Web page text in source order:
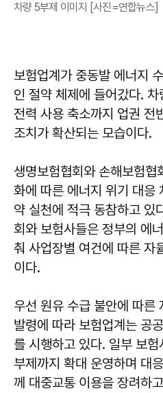
차량 5부제 이미지 [사진=연합뉴스]
보험업계가 중동발 에너지
인 절약 체제에 들어갔다.
전력 사용 축소까지 업권 전
조치가 확산되는 모습이다.
생명보험협회와 손해보험협
화에 따른 에너지 위기 대응
약 실천에 적극 동참하고
회와 보험사들은 정부의 에
춰 사업장별 여건에 따른 자
이다.
우선 원유 수급 불안에 따른
발령에 따라 보험업계는 공
를 시행하고 있다. 일부 보
부제까지 확대 운영하며 대
께 대중교통 이용을 장려하